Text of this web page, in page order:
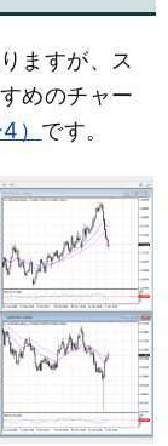
ますが、ス
めのチャー
） です。